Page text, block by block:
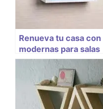
Renueva tu casa
modernas para salas